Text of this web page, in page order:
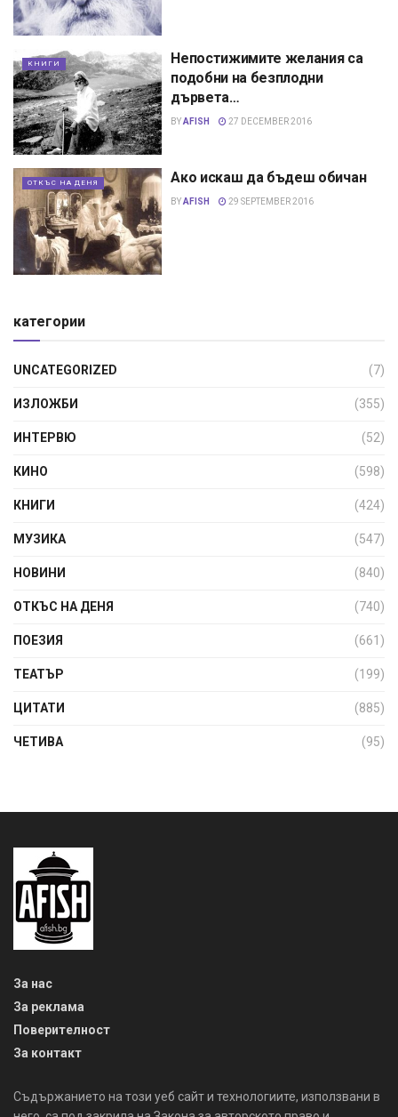
КНИГИ
Непостижимите желания са
подобни на безплодни
дървета…
BYAFISH 27 DECEMBER 2016
ОТКЪС НА ДЕНЯ Ако искаш да бъдеш обичан
BYAFISH 29 SEPTEMBER 2016
категории
UNCATEGORIZED (7)
ИЗЛОЖБИ (355)
ИНТЕРВЮ (52)
КИНО (598)
КНИГИ (424)
МУЗИКА (547)
НОВИНИ (840)
ОТКЪС НА ДЕНЯ (740)
ПОЕЗИЯ (661)
ТЕАТЪР (199)
ЦИТАТИ (885)
ЧЕТИВА (95)
За нас
За реклама
Поверителност
За контакт
Съдържанието на този уеб сайт и технологиите, използвани в